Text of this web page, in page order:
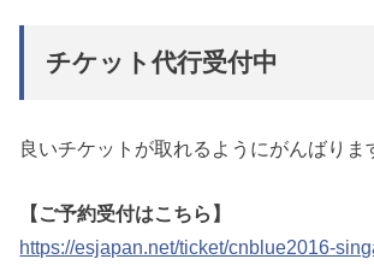
チケット代行受付中
良いチケットが取れるようにがんばりま
【ご予約受付はこちら】
https://esjapan.net/ticket/cnblue2016-